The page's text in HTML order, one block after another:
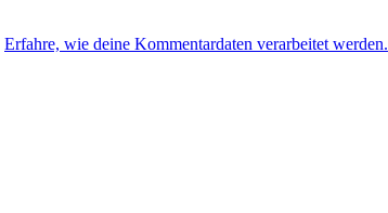
Erfahre, wie deine Kommentardaten verarbeitet werden.